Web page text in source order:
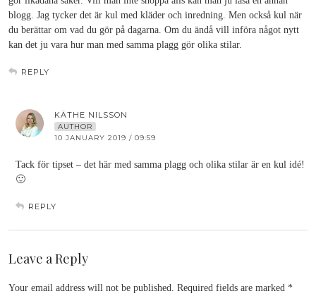
blogg. Jag tycker det är kul med kläder och inredning. Men också kul när
du berättar om vad du gör på dagarna. Om du ändå vill införa något nytt
kan det ju vara hur man med samma plagg gör olika stilar.
REPLY
KÄTHE NILSSON
AUTHOR
10 JANUARY 2019 / 09:59
Tack för tipset – det här med samma plagg och olika stilar är en kul idé!
🙂
REPLY
Leave a Reply
Your email address will not be published. Required fields are marked *